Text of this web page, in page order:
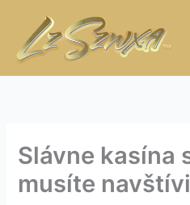
content
Slávne kasína
musíte